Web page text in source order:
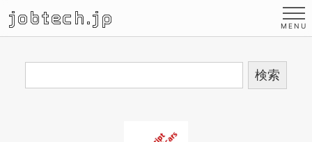
jobtech.jp